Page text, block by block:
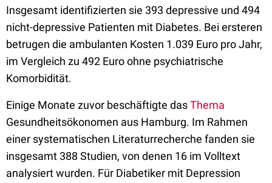
Insgesamt identifizierten sie 393 depressive und 494
nicht-depressive Patienten mit Diabetes. Bei ersteren
betrugen die ambulanten Kosten 1.039 Euro pro Jahr,
im Vergleich zu 492 Euro ohne psychiatrische
Komorbidität.
Einige Monate zuvor beschäftigte dasThema
Gesundheitsökonomen aus Hamburg. Im Rahmen
einer systematischen Literaturrecherche fanden sie
insgesamt 388 Studien, von denen 16 im Volltext
analysiert wurden. Für Diabetiker mit Depression